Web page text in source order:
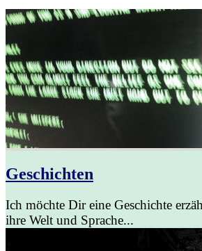
Geschichten
Ich möchte Dir eine Geschichte
ihre Welt und Sprache...